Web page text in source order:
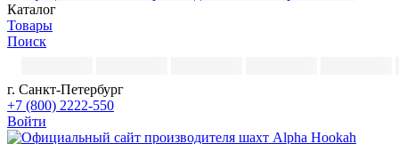
Каталог
Товары
Поиск
г. Санкт-Петербург
+7 (800) 2222-550
Войти